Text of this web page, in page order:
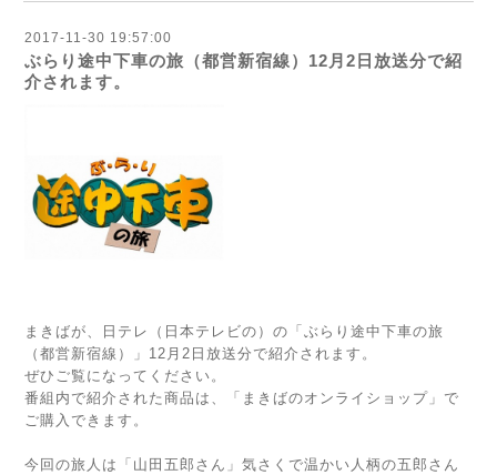
2017-11-30 19:57:00
ぶらり途中下車の旅（都営新宿線）12月2日放送分で紹
介されます。
まきばが、日テレ（日本テレビの）の「ぶらり途中下車の旅
（都営新宿線）」12月2日放送分で紹介されます。
ぜひご覧になってください。
番組内で紹介された商品は、「 まきばのオンライショップ 」で
ご購入できます。
今回の旅人は「山田五郎さん」気さくで温かい人柄の五郎さん